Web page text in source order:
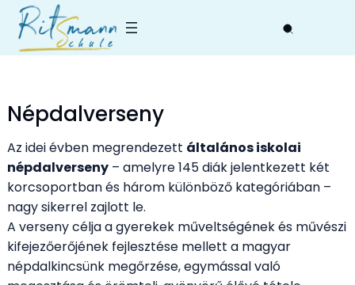
Skip
content
Népdalverseny
Az idei évben megrendezett általános iskolai
népdalverseny– amelyre 145 diák jelentkezett két
korcsoportban és három különböző kategóriában –
nagy sikerrel zajlott le.
A verseny célja a gyerekek műveltségének és művészi
kifejezőerőjének fejlesztése mellett a magyar
népdalkincsünk megőrzése, egymással való